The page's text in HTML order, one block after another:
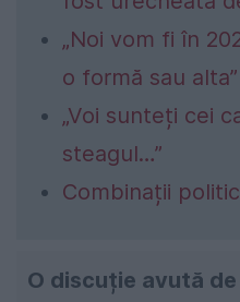
„Noi vom fi în
o formă sau alta”
„Voi sunteți cei
steagul…”
Combinații
O discuție avută